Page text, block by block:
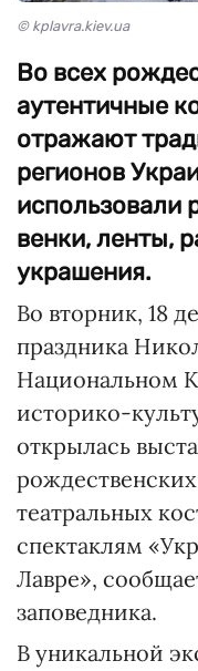
© kplavra.kiev.ua
Во всех
аутентичные
отражают
регионов
использовали
венки, ленты,
украшения.
Во вторник, 18
праздника
Национальном
историко-
открылась
театральных
спектаклям
Лавре»,
заповедника.
В уникальной